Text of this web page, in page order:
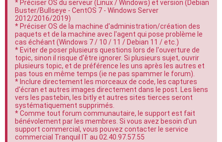
* Préciser OS du serveur (Linux / Windows) et version (Debian
Buster/Bullseye - CentOS 7 - Windows Server
2012/2016/2019)
* Préciser OS de la machine d'administration/création des
paquets et de la machine avec l'agent qui pose problème le
cas échéant (Windows 7 / 10 / 11 / Debian 11 / etc.)
* Eviter de poser plusieurs questions lors de l'ouverture de
topic, sinon il risque d'être ignorer. Si plusieurs sujet, ouvrir
plusieurs topic, et de préférence les uns après les autres et
pas tous en même temps (ie ne pas spammer le forum).
* Inclure directement les morceaux de code, les captures
d'écran et autres images directement dans le post. Les liens
vers les pastebin, les bitly et autres sites tierces seront
systématiquement supprimés.
* Comme tout forum communautaire, le support est fait
bénévolement par les membres. Si vous avez besoin d'un
support commercial, vous pouvez contacter le service
commercial Tranquil IT au 02.40.97.57.55